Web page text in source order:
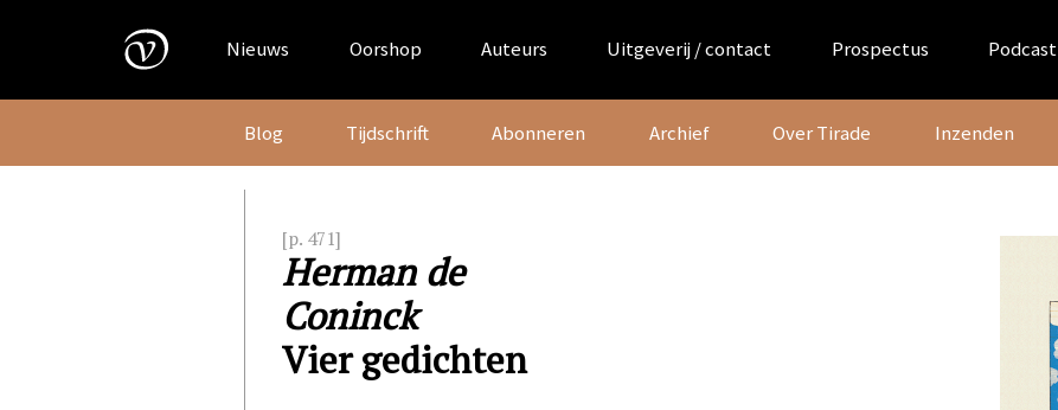
Nieuws Oorshop Auteurs Uitgeverij / contact Prospectus Podcast
Blog Tijdschrift Abonneren Archief Over Tirade Inzenden
[p. 471]
Herman de
Coninck
Vier gedichten